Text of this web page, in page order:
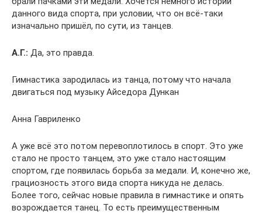
данного вида спорта, при условии, что он всё-таки
изначально пришёл, по сути, из танцев.
А.Г.: Да, это правда.
Гимнастика зародилась из танца, потому что начала
двигаться под музыку Айседора Дункан
Анна Гавриленко
А уже всё это потом перевоплотилось в спорт. Это уже
стало не просто танцем, это уже стало настоящим
спортом, где появилась борьба за медали. И, конечно же,
грациозность этого вида спорта никуда не делась.
Более того, сейчас новые правила в гимнастике и опять
возрождается танец. То есть преимущественным